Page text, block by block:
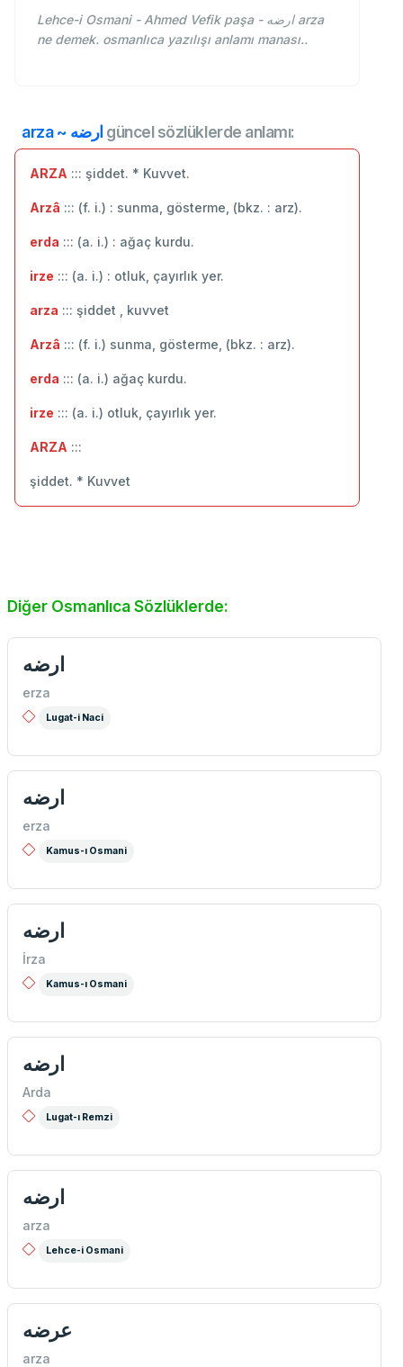
Lehce-i Osmani - Ahmed Vefik paşa - ارضه arza
ne demek. osmanlıca yazılışı anlamı manası..
arza ~ ارضه güncel sözlüklerde anlamı:
ARZA ::: şiddet. * Kuvvet.
Arzâ ::: (f. i.) : sunma, gösterme, (bkz. : arz).
erda ::: (a. i.) : ağaç kurdu.
irze ::: (a. i.) : otluk, çayırlık yer.
arza ::: şiddet , kuvvet
Arzâ ::: (f. i.) sunma, gösterme, (bkz. : arz).
erda ::: (a. i.) ağaç kurdu.
irze ::: (a. i.) otluk, çayırlık yer.
ARZA :::
şiddet. * Kuvvet
Diğer Osmanlıca Sözlüklerde:
ارضه
erza
Lugat-i Naci
ارضه
erza
Kamus-ı Osmani
ارضه
İrza
Kamus-ı Osmani
ارضه
Arda
Lugat-ı Remzi
ارضه
arza
Lehce-i Osmani
عرضه
arza